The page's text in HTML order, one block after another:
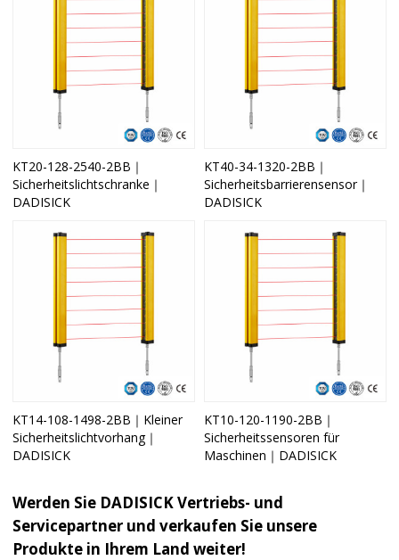
KT20-128-2540-2BB｜
Sicherheitslichtschranke｜
DADISICK
KT40-34-1320-2BB｜
Sicherheitsbarrierensensor｜
DADISICK
KT14-108-1498-2BB｜Kleiner
Sicherheitslichtvorhang｜
DADISICK
KT10-120-1190-2BB｜
Sicherheitssensoren für
Maschinen｜DADISICK
Werden Sie DADISICK Vertriebs- und
Servicepartner und verkaufen Sie unsere
Produkte in Ihrem Land weiter!